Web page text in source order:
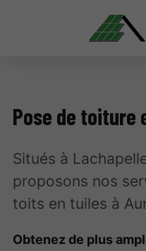
Pose de toiture
Situés à
proposons nos
toits en tuiles à
Obtenez de plus